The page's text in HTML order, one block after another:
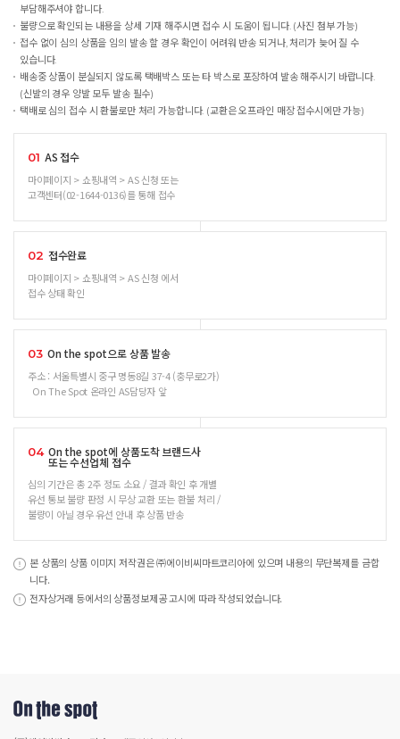
부담해주셔야 합니다.
불량으로 확인되는 내용을 상세 기재 해주시면 접수 시 도움이 됩니다. (사진 첨부 가능)
접수 없이 심의 상품을 임의 발송 할 경우 확인이 어려워 반송 되거나, 처리가 늦어 질 수
있습니다.
배송중 상품이 분실되지 않도록 택배박스 또는 타 박스로 포장하여 발송 해주시기 바랍니다.
(신발의 경우 양발 모두 발송 필수)
택배로 심의 접수 시 환불로만 처리 가능합니다. (교환은 오프라인 매장 접수시에만 가능)
01 AS 접수
마이페이지 > 쇼핑내역 > AS 신청 또는
고객센터(02-1644-0136)를 통해 접수
02 접수완료
마이페이지 > 쇼핑내역 > AS 신청 에서
접수 상태 확인
03 On the spot으로 상품 발송
주소 : 서울특별시 중구 명동8길 37-4 (충무로2가)
On The Spot 온라인 AS담당자 앞
04 On the spot에 상품도착 브랜드사
또는 수선업체 접수
심의 기간은 총 2주 정도 소요 / 결과 확인 후 개별
유선 통보 불량 판정 시 무상 교환 또는 환불 처리 /
불량이 아닐 경우 유선 안내 후 상품 반송
본 상품의 상품 이미지 저작권은 ㈜에이비씨마트코리아에 있으며 내용의 무단복제를 금합
니다.
전자상거래 등에서의 상품정보제공 고시에 따라 작성되었습니다.